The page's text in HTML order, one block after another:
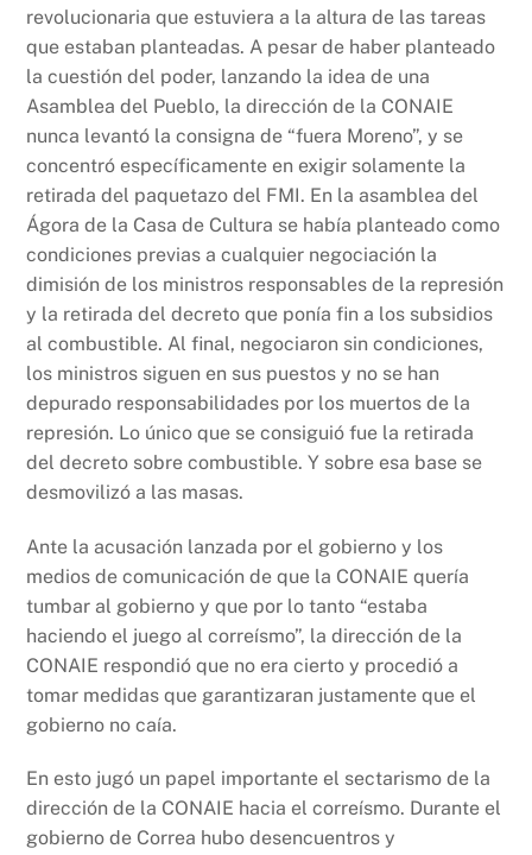
revolucionaria que estuviera a la altura de las tareas
que estaban planteadas. A pesar de haber planteado
la cuestión del poder, lanzando la idea de una
Asamblea del Pueblo, la dirección de la CONAIE
nunca levantó la consigna de “fuera Moreno”, y se
concentró específicamente en exigir solamente la
retirada del paquetazo del FMI. En la asamblea del
Ágora de la Casa de Cultura se había planteado como
condiciones previas a cualquier negociación la
dimisión de los ministros responsables de la represión
y la retirada del decreto que ponía fin a los subsidios
al combustible. Al final, negociaron sin condiciones,
los ministros siguen en sus puestos y no se han
depurado responsabilidades por los muertos de la
represión. Lo único que se consiguió fue la retirada
del decreto sobre combustible. Y sobre esa base se
desmovilizó a las masas.
Ante la acusación lanzada por el gobierno y los
medios de comunicación de que la CONAIE quería
tumbar al gobierno y que por lo tanto “estaba
haciendo el juego al correísmo”, la dirección de la
CONAIE respondió que no era cierto y procedió a
tomar medidas que garantizaran justamente que el
gobierno no caía.
En esto jugó un papel importante el sectarismo de la
dirección de la CONAIE hacia el correísmo. Durante el
gobierno de Correa hubo desencuentros y